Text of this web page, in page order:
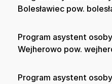
Bolesławiec pow.
Program asystent
Wejherowo pow.
Program asystent